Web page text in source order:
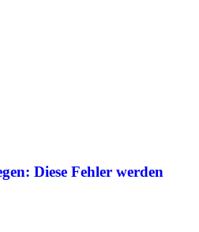
Diese Fehler werden